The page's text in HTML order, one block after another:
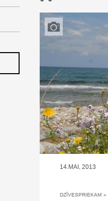
14.MAI, 2013
DZĪVESPRIEKAM »